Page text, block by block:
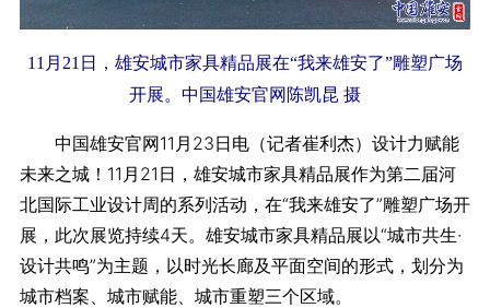
11月21日，雄安城市家具精品展在“我来雄安了”雕塑广场
开展。中国雄安官网陈凯昆 摄
中国雄安官网11月23日电（记者崔利杰）设计力赋能
未来之城！11月21日，雄安城市家具精品展作为第二届河
北国际工业设计周的系列活动，在“我来雄安了”雕塑广场开
展，此次展览持续4天。雄安城市家具精品展以“城市共生·
设计共鸣”为主题，以时光长廊及平面空间的形式，划分为
城市档案、城市赋能、城市重塑三个区域。